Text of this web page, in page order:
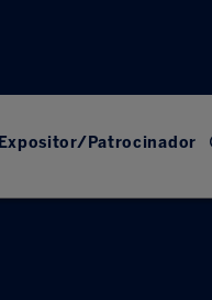
Expositor/Patrocinador